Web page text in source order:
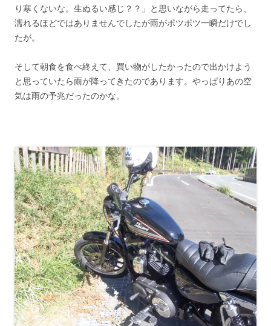
り寒くないな。生ぬるい感じ？？」と思いながら走ってたら、
濡れるほどではありませんでしたが雨がポツポツ一瞬だけでし
たが。
そして朝食を食べ終えて、買い物がしたかったので出かけよう
と思っていたら雨が降ってきたのであります。やっぱりあの空
気は雨の予兆だったのかな。